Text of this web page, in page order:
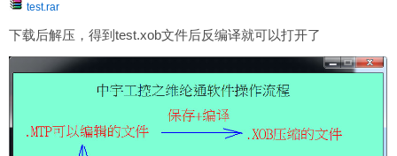
test.rar
下载后解压，得到test.xob文件后反编译就可以打开了